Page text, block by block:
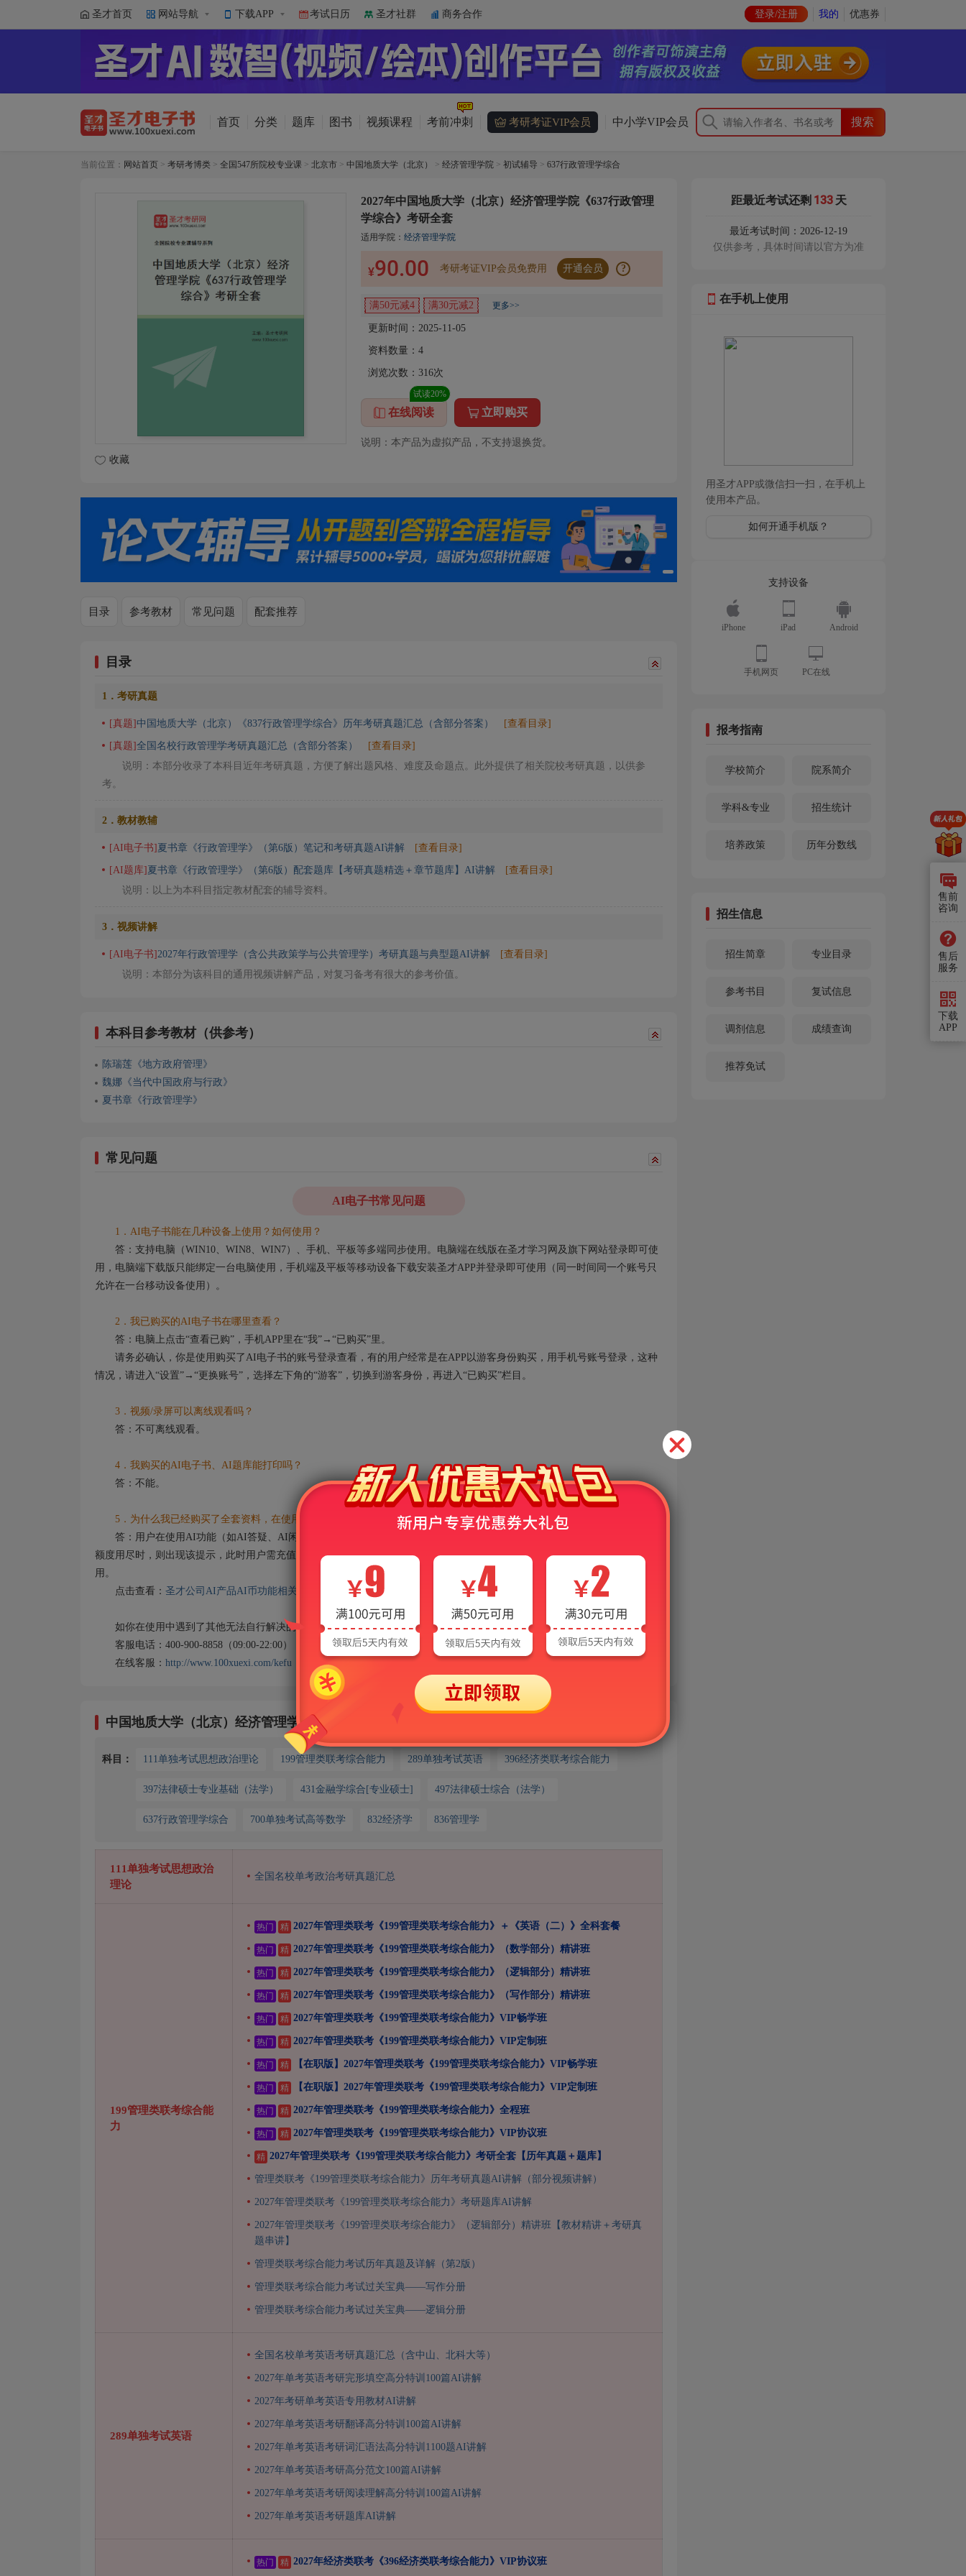
圣才首页 网站导航 下载APP 考试日历 圣才社群 商务合作 登录/注册 我的 优惠券
首页 分类 题库 图书 视频课程 考前冲刺 考研考证VIP会员 中小学VIP会员
当前位置： 网站首页 > 考研考博类 > 全国547所院校专业课 > 北京市 > 中国地质大学（北京） > 经济管理学院 > 初试辅导 > 637行政管理学综合
收藏
2027年中国地质大学（北京）经济管理学院《637行政管理
学综合》考研全套
适用学院： 经济管理学院
¥90.00 考研考证VIP会员免费用 开通会员 ?
满50元减4 满30元减2 更多>>
更新时间：2025-11-05
资料数量： 4
浏览次数： 316次
在线阅读
试读20%
立即购买
说明：本产品为虚拟产品，不支持退换货。
目录 参考教材 常见问题 配套推荐
目录
1．考研真题
[真题] 中国地质大学（北京）《837行政管理学综合》历年考研真题汇总（含部分答案） [查看目录]
[真题]全国名校行政管理学考研真题汇总（含部分答案）
[查看目录]
说明：本部分收录了本科目近年考研真题，方便了解出题风格、难度及命题点。此外提供了相关院校考研真题，以供参
考。
2．教材教辅
[AI电子书] 夏书章《行政管理学》（第6版）笔记和考研真题AI讲解 [查看目录]
[AI题库] 夏书章《行政管理学》（第6版）配套题库【考研真题精选＋章节题库】AI讲解
[查看目录]
说明：以上为本科目指定教材配套的辅导资料。
3．视频讲解
[AI电子书] 2027年行政管理学（含公共政策学与公共管理学）考研真题与典型题AI讲解
[查看目录]
说明：本部分为该科目的通用视频讲解产品，对复习备考有很大的参考价值。
本科目参考教材（供参考）
陈瑞莲《地方政府管理》
魏娜《当代中国政府与行政》
夏书章《行政管理学》
常见问题
AI电子书常见问题
1．AI电子书能在几种设备上使用？如何使用？
答：支持电脑（WIN10、WIN8、WIN7）、手机、平板等多端同步使用。电脑端在线版在圣才学习网及旗下网站登录即可使
用，电脑端下载版只能绑定一台电脑使用，手机端及平板等移动设备下载安装圣才APP并登录即可使用（同一时间同一个账号只
允许在一台移动设备使用）。
2．我已购买的AI电子书在哪里查看？
答：电脑上点击“查看已购”，手机APP里在“我”→“已购买”里。
请务必确认，你是使用购买了AI电子书的账号登录查看，有的用户经常是在APP以游客身份购买，用手机号账号登录，这种
情况，请进入“设置”→“更换账号”，选择左下角的“游客”，切换到游客身份，再进入“已购买”栏目。
3．视频/录屏可以离线观看吗？
答：不可离线观看。
4．我购买的AI电子书、AI题库能打印吗？
答：不能。
5．为什么我已经购买了全套资料，在使用AI功能的时候却提示“您的额度已用完，需充值后继续使用”？
答：用户在使用AI功能（如AI答疑、AI闲聊）的过程中，会消耗各种AI算力资源，系统会默认赠送一定的免费额度，当免费
额度用尽时，则出现该提示，此时用户需充值AI币后才可继续使用AI功能。需要说明的是，出现该提示并不会影响非AI功能的使
用。
点击查看： 圣才公司AI产品AI币功能相关说明
如你在使用中遇到了其他无法自行解决的问题，请联系客服：
客服电话：400-900-8858（09:00-22:00）
在线客服： http://www.100xuexi.com/kefu
中国地质大学（北京）经济管理学院考研专业课
科目： 111单独考试思想政治理论 199管理类联考综合能力 289单独考试英语 396经济类联考综合能力
397法律硕士专业基础（法学） 431金融学综合[专业硕士] 497法律硕士综合（法学）
637行政管理学综合 700单独考试高等数学 832经济学 836管理学
111单独考试思想政治
理论
全国名校单考政治考研真题汇总
199管理类联考综合能
力
热门 精 2027年管理类联考《199管理类联考综合能力》＋《英语（二）》全科套餐
热门 精 2027年管理类联考《199管理类联考综合能力》（数学部分）精讲班
热门 精 2027年管理类联考《199管理类联考综合能力》（逻辑部分）精讲班
热门 精 2027年管理类联考《199管理类联考综合能力》（写作部分）精讲班
热门 精 2027年管理类联考《199管理类联考综合能力》VIP畅学班
热门 精 2027年管理类联考《199管理类联考综合能力》VIP定制班
热门 精 【在职版】2027年管理类联考《199管理类联考综合能力》VIP畅学班
热门 精 【在职版】2027年管理类联考《199管理类联考综合能力》VIP定制班
热门 精 2027年管理类联考《199管理类联考综合能力》全程班
热门 精 2027年管理类联考《199管理类联考综合能力》VIP协议班
精 2027年管理类联考《199管理类联考综合能力》考研全套【历年真题＋题库】
管理类联考《199管理类联考综合能力》历年考研真题AI讲解（部分视频讲解）
2027年管理类联考《199管理类联考综合能力》考研题库AI讲解
2027年管理类联考《199管理类联考综合能力》（逻辑部分）精讲班【教材精讲＋考研真
题串讲】
管理类联考综合能力考试历年真题及详解（第2版）
管理类联考综合能力考试过关宝典——写作分册
管理类联考综合能力考试过关宝典——逻辑分册
289单独考试英语
全国名校单考英语考研真题汇总（含中山、北科大等）
2027年单考英语考研完形填空高分特训100篇AI讲解
2027年考研单考英语专用教材AI讲解
2027年单考英语考研翻译高分特训100篇AI讲解
2027年单考英语考研词汇语法高分特训1100题AI讲解
2027年单考英语考研高分范文100篇AI讲解
2027年单考英语考研阅读理解高分特训100篇AI讲解
2027年单考英语考研题库AI讲解
热门 精 2027年经济类联考《396经济类联考综合能力》VIP协议班
距最近考试还剩 133 天
最近考试时间：2026-12-19
仅供参考，具体时间请以官方为准
在手机上使用
用圣才APP或微信扫一扫，在手机上
使用本产品。
如何开通手机版？
支持设备
iPhone iPad Android
手机网页 PC在线
报考指南
学校简介 院系简介
学科&专业 招生统计
培养政策 历年分数线
招生信息
招生简章 专业目录
参考书目 复试信息
调剂信息 成绩查询
推荐免试
售前
咨询
售后
服务
下载
APP